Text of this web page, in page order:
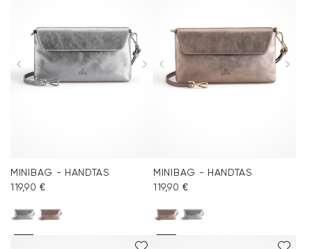
MINIBAG - HANDTAS
119,90 €
MINIBAG - HANDTAS
119,90 €